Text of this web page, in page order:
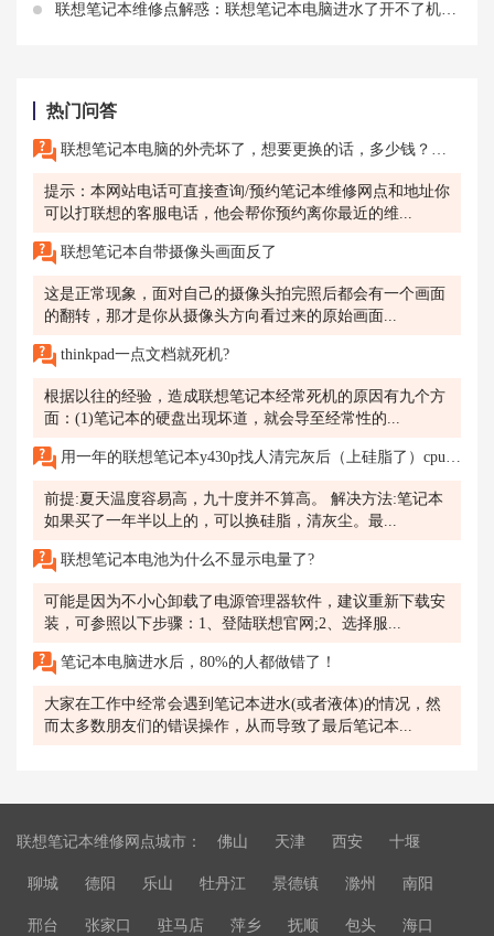
联想笔记本维修点解惑：联想笔记本电脑进水了开不了机还能修吗
热门问答
联想笔记本电脑的外壳坏了，想要更换的话，多少钱？怎么联系杭州联想的售后去更换啊？
提示：本网站电话可直接查询/预约笔记本维修网点和地址你
可以打联想的客服电话，他会帮你预约离你最近的维...
联想笔记本自带摄像头画面反了
这是正常现象，面对自己的摄像头拍完照后都会有一个画面
的翻转，那才是你从摄像头方向看过来的原始画面...
thinkpad一点文档就死机?
根据以往的经验，造成联想笔记本经常死机的原因有九个方
面：(1)笔记本的硬盘出现坏道，就会导至经常性的...
用一年的联想笔记本y430p找人清完灰后（上硅脂了）cpu，显卡温度待机都正常39到49左右
前提:夏天温度容易高，九十度并不算高。 解决方法:笔记本
如果买了一年半以上的，可以换硅脂，清灰尘。最...
联想笔记本电池为什么不显示电量了?
可能是因为不小心卸载了电源管理器软件，建议重新下载安
装，可参照以下步骤：1、登陆联想官网;2、选择服...
笔记本电脑进水后，80%的人都做错了！
大家在工作中经常会遇到笔记本进水(或者液体)的情况，然
而太多数朋友们的错误操作，从而导致了最后笔记本...
联想笔记本维修网点城市： 佛山 天津 西安 十堰
聊城 德阳 乐山 牡丹江 景德镇 滁州 南阳
邢台 张家口 驻马店 萍乡 抚顺 包头 海口